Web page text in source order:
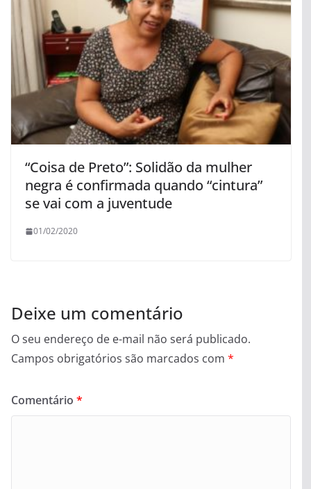
“Coisa de Preto”: Solidão da mulher
negra é confirmada quando “cintura”
se vai com a juventude
01/02/2020
Deixe um comentário
O seu endereço de e-mail não será publicado.
Campos obrigatórios são marcados com *
Comentário *